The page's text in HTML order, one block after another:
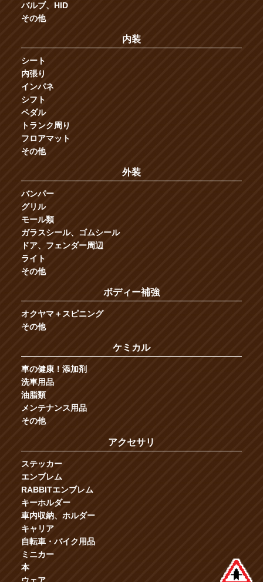
バルブ、HID
その他
内装
シート
内張り
インパネ
シフト
ペダル
トランク周り
フロアマット
その他
外装
バンパー
グリル
モール類
ガラスシール、ゴムシール
ドア、フェンダー周辺
ライト
その他
ボディー補強
オクヤマ＋スピニング
その他
ケミカル
車の健康！添加剤
洗車用品
油脂類
メンテナンス用品
その他
アクセサリ
ステッカー
エンブレム
RABBITエンブレム
キーホルダー
車内収納、ホルダー
キャリア
自転車・バイク用品
ミニカー
本
ウェア